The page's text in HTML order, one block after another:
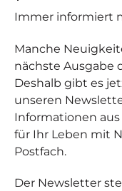
Immer informiert
Manche
nächste Ausgabe
Deshalb gibt es
unseren
Informationen
für Ihr Leben mit
Postfach.
Der Newsletter